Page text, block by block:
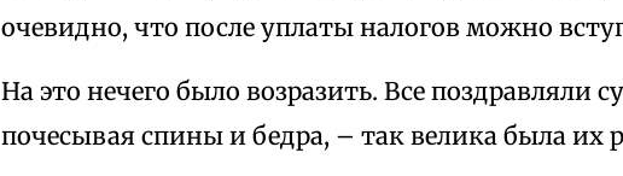
очевидно, что после уплаты налогов можно
На это нечего было возразить. Все поздравляли
почесывая спины и бедра, – так велика была их